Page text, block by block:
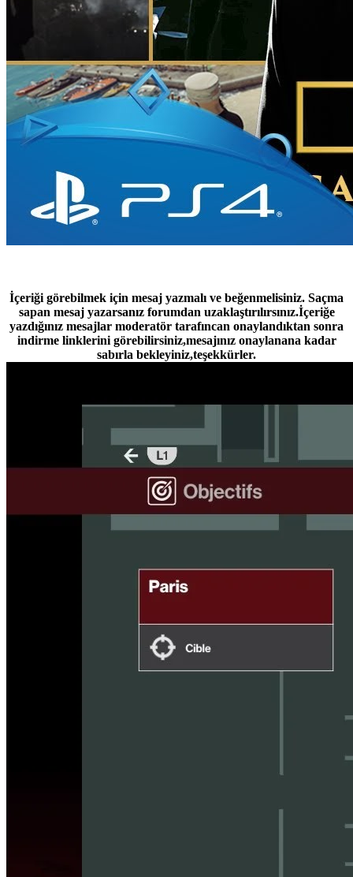
İçeriği görebilmek için mesaj yazmalı ve beğenmelisiniz. Saçma
sapan mesaj yazarsanız forumdan uzaklaştırılırsınız.İçeriğe
yazdığınız mesajlar moderatör tarafıncan onaylandıktan sonra
indirme linklerini görebilirsiniz,mesajınız onaylanana kadar
sabırla bekleyiniz,teşekkürler.